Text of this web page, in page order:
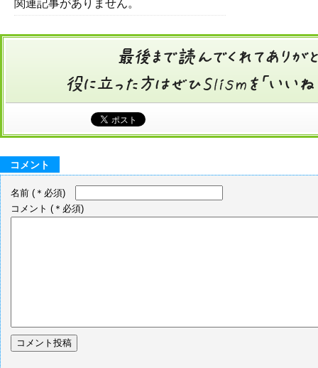
関連記事がありません。
コメント
名前 (＊必須)
コメント (＊必須)